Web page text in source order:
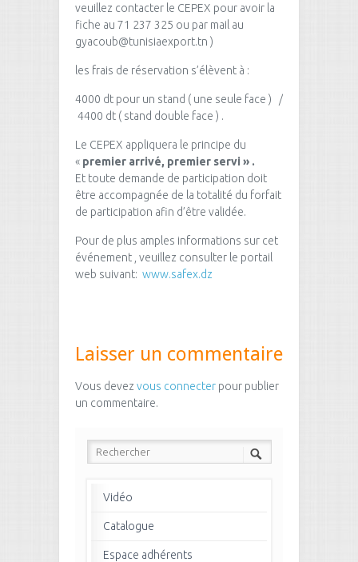
veuillez contacter le CEPEX pour avoir la
fiche au 71 237 325 ou par mail au
gyacoub@tunisiaexport.tn )
les frais de réservation s’élèvent à :
4000 dt pour un stand ( une seule face ) /
4400 dt ( stand double face ) .
Le CEPEX appliquera le principe du
« premier arrivé, premier servi » .
Et toute demande de participation doit
être accompagnée de la totalité du forfait
de participation afin d’être validée.
Pour de plus amples informations sur cet
événement , veuillez consulter le portail
web suivant: www.safex.dz
Laisser un commentaire
Vous devez vous connecter pour publier
un commentaire.
Vidéo
Catalogue
Espace adhérents